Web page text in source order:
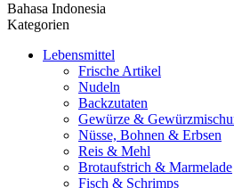
Bahasa Indonesia
Kategorien
Lebensmittel
Frische Artikel
Nudeln
Backzutaten
Gewürze &
Nüsse, Bohnen & Erbsen
Reis & Mehl
Brotaufstrich & Marmelade
Fisch & Schrimps